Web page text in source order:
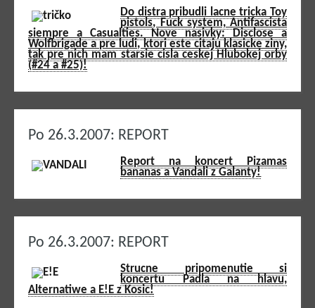
Do distra pribudli lacne tricka Toy
pistols, Fuck system, Antifascista
siempre a Casualties. Nove nasivky: Disclose a
Wolfbrigade a pre ludi, ktori este citaju klasicke ziny,
tak pre nich mam starsie cisla ceskej Hlubokej orby
(#24 a #25)!
Po 26.3.2007: REPORT
Report na koncert Pizamas
bananas a Vandali z Galanty!
Po 26.3.2007: REPORT
Strucne pripomenutie si
koncertu Padla na hlavu,
Alternatiwe a E!E z Kosic!